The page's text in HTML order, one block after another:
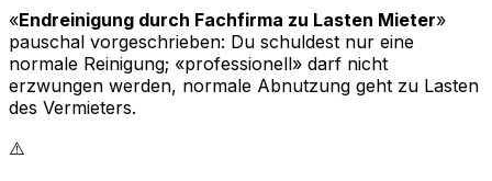
«Endreinigung durch Fachfirma zu Lasten Mieter»
pauschal vorgeschrieben: Du schuldest nur eine
normale Reinigung; «professionell» darf nicht
erzwungen werden, normale Abnutzung geht zu Lasten
des Vermieters.
⚠️